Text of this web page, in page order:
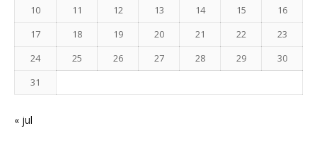
10
11 12 13 14 15
16
17
18 19 20 21 22
23
24
25 26 27 28 29
30
31
« jul